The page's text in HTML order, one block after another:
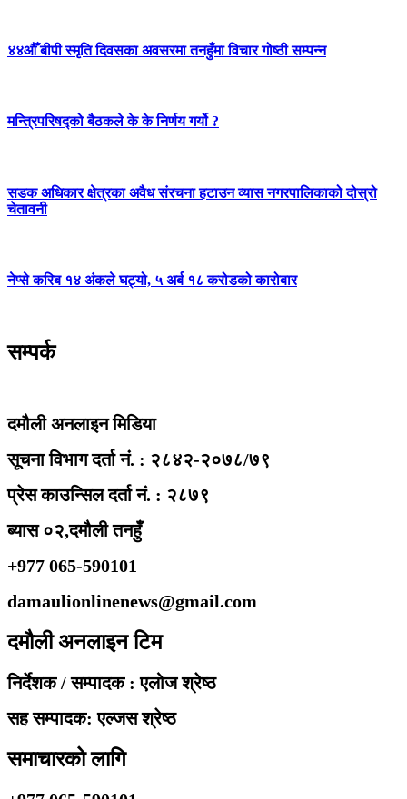
४४औँ बीपी स्मृति दिवसका अवसरमा तनहुँमा विचार गोष्ठी सम्पन्न
मन्त्रिपरिषद्को बैठकले के के निर्णय गर्यो ?
सडक अधिकार क्षेत्रका अवैध संरचना हटाउन व्यास नगरपालिकाको दोस्रो
चेतावनी
नेप्से करिब १४ अंकले घट्यो, ५ अर्ब १८ करोडको कारोबार
सम्पर्क
दमौली अनलाइन मिडिया
सूचना विभाग दर्ता नं. : २८४२-२०७८/७९
प्रेस काउन्सिल दर्ता नं. : २८७९
ब्यास ०२,दमौली तनहुँ
+977 065-590101
damaulionlinenews@gmail.com
दमौली अनलाइन टिम
निर्देशक / सम्पादक : एलोज श्रेष्ठ
सह सम्पादक: एल्जस श्रेष्ठ
समाचारको लागि